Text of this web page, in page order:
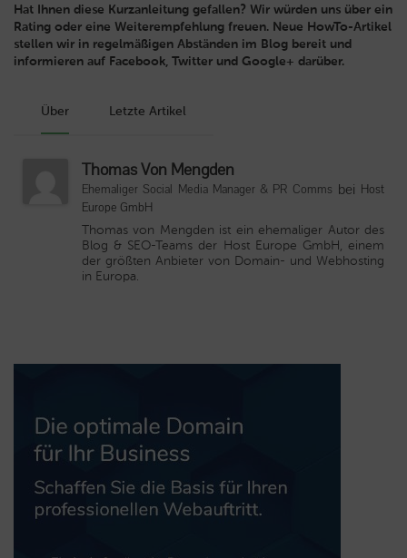
Hat Ihnen diese Kurzanleitung gefallen? Wir würden uns über ein
Rating oder eine Weiterempfehlung freuen. Neue HowTo-Artikel
stellen wir in regelmäßigen Abständen im Blog bereit und
informieren auf Facebook, Twitter und Google+ darüber.
Über Letzte Artikel
Thomas Von Mengden
Ehemaliger Social Media Manager & PR Comms bei Host
Europe GmbH
Thomas von Mengden ist ein ehemaliger Autor des
Blog & SEO-Teams der Host Europe GmbH, einem
der größten Anbieter von Domain- und Webhosting
in Europa.